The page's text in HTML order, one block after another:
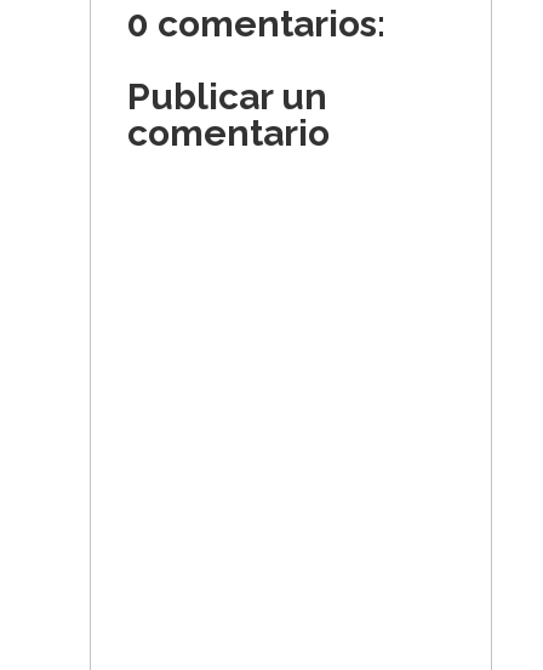
0 comentarios:
Publicar un
comentario